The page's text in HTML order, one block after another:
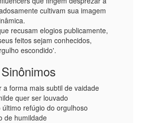
cultivam sua imagem
recusam elogios publicamente,
feitos sejam conhecidos,
escondido'.
a forma mais subtil de vaidade
quer ser louvado
refúgio do orgulhoso
de humildade